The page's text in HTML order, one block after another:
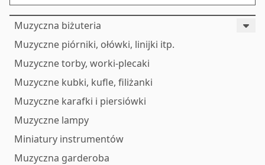
Muzyczna biżuteria
Muzyczne piórniki, ołówki, linijki itp.
Muzyczne torby, worki-plecaki
Muzyczne kubki, kufle, filiżanki
Muzyczne karafki i piersiówki
Muzyczne lampy
Miniatury instrumentów
Muzyczna garderoba